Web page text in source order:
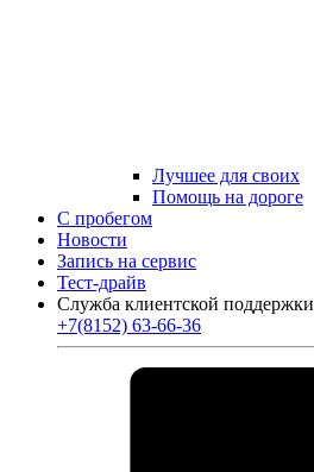
Лучшее для своих
Помощь на дороге
С пробегом
Новости
Запись на сервис
Тест-драйв
Служба клиентской поддержки
+7(8152) 63-66-36